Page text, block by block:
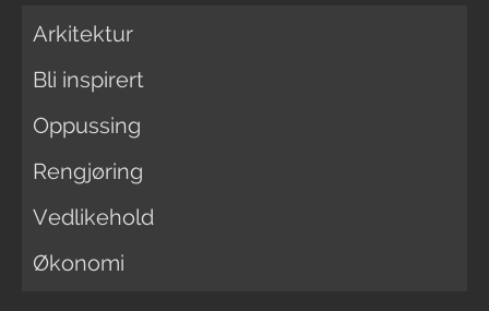
Arkitektur
Bli inspirert
Oppussing
Rengjøring
Vedlikehold
Økonomi